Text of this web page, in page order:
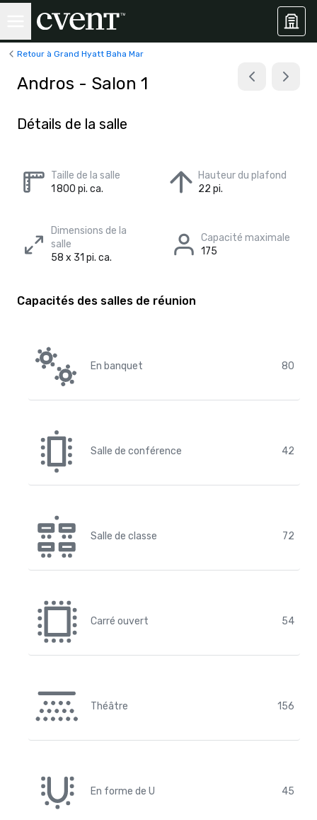
Retour à Grand Hyatt Baha Mar
Andros - Salon 1
Détails de la salle
Taille de la salle
1 800 pi. ca.
Hauteur du plafond
22 pi.
Dimensions de la
salle
58 x 31 pi. ca.
Capacité maximale
175
Capacités des salles de réunion
En banquet 80
Salle de conférence 42
Salle de classe 72
Carré ouvert 54
Théâtre 156
En forme de U 45